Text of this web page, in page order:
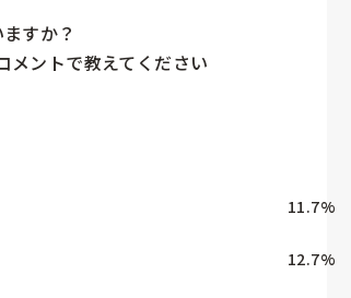
すか？
メントで教えてください
11.7%
12.7%